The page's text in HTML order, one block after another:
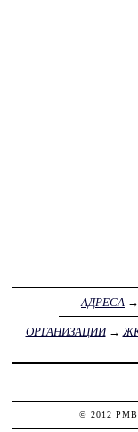
АДРЕСА →
ОРГАНИЗАЦИИ→
© 2012